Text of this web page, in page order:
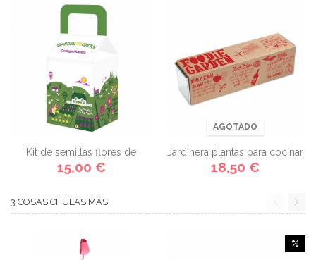
Kit de semillas flores de
campo
15,00 €
AGOTADO
Jardinera plantas para cocinar
18,50 €
3 COSAS CHULAS MÁS
%